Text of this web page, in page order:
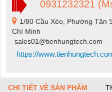
0931232321
1/80 Cầu Xéo, Phường Tân
Chí Minh
sales01@tienhungtech.com
https://
CHI TIẾT VỀ SẢN PHẨM